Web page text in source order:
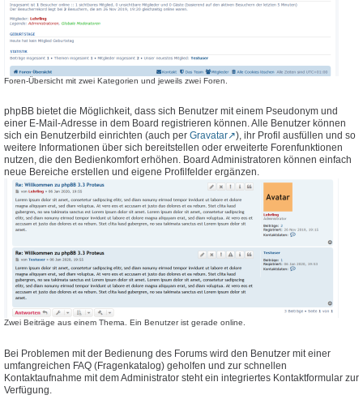
Foren-Übersicht mit zwei Kategorien und jeweils zwei Foren.
phpBB bietet die Möglichkeit, dass sich Benutzer mit einem Pseudonym und
einer E-Mail-Adresse in dem Board registrieren können. Alle Benutzer können
sich ein Benutzerbild einrichten (auch per Gravatar
), ihr Profil ausfüllen und so
weitere Informationen über sich bereitstellen oder erweiterte Forenfunktionen
nutzen, die den Bedienkomfort erhöhen. Board Administratoren können einfach
neue Bereiche erstellen und eigene Profilfelder ergänzen.
Zwei Beiträge aus einem Thema. Ein Benutzer ist gerade online.
Bei Problemen mit der Bedienung des Forums wird den Benutzer mit einer
umfangreichen FAQ (Fragenkatalog) geholfen und zur schnellen
Kontaktaufnahme mit dem Administrator steht ein integriertes Kontaktformular zur
Verfügung.